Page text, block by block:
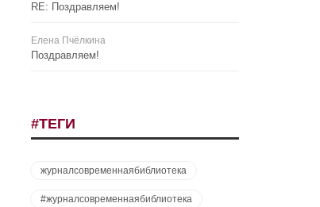
RE: Поздравляем!
Елена Пчёлкина
Поздравляем!
#ТЕГИ
журналсовременнаябиблиотека
#журналсовременнаябиблиотека